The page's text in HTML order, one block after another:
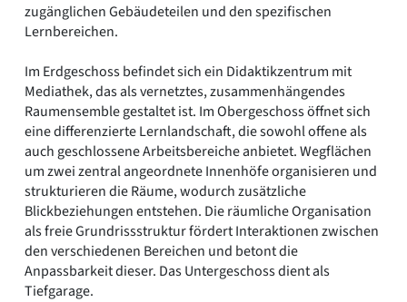
zugänglichen Gebäudeteilen und den spezifischen
Lernbereichen.
Im Erdgeschoss befindet sich ein Didaktikzentrum mit
Mediathek, das als vernetztes, zusammenhängendes
Raumensemble gestaltet ist. Im Obergeschoss öffnet sich
eine differenzierte Lernlandschaft, die sowohl offene als
auch geschlossene Arbeitsbereiche anbietet. Wegflächen
um zwei zentral angeordnete Innenhöfe organisieren und
strukturieren die Räume, wodurch zusätzliche
Blickbeziehungen entstehen. Die räumliche Organisation
als freie Grundrissstruktur fördert Interaktionen zwischen
den verschiedenen Bereichen und betont die
Anpassbarkeit dieser. Das Untergeschoss dient als
Tiefgarage.